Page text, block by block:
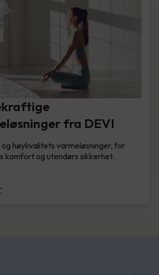
fra DEVI
og høykvalitets varmeløsninger, for
komfort og utendørs sikkerhet.